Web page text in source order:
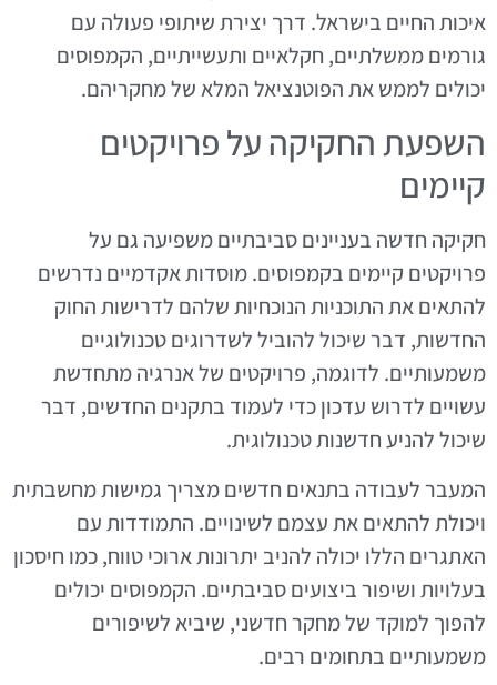
איכות החיים בישראל. דרך יצירת שיתופי פעולה עם
גורמים ממשלתיים, חקלאיים ותעשייתיים, הקמפוסים
יכולים לממש את הפוטנציאל המלא של מחקריהם.
השפעת החקיקה על פרויקטים
קיימים
חקיקה חדשה בעניינים סביבתיים משפיעה גם על
פרויקטים קיימים בקמפוסים. מוסדות אקדמיים נדרשים
להתאים את התוכניות הנוכחיות שלהם לדרישות החוק
החדשות, דבר שיכול להוביל לשדרוגים טכנולוגיים
משמעותיים. לדוגמה, פרויקטים של אנרגיה מתחדשת
עשויים לדרוש עדכון כדי לעמוד בתקנים החדשים, דבר
שיכול להניע חדשנות טכנולוגית.
המעבר לעבודה בתנאים חדשים מצריך גמישות מחשבתית
ויכולת להתאים את עצמם לשינויים. התמודדות עם
האתגרים הללו יכולה להניב יתרונות ארוכי טווח, כמו חיסכון
בעלויות ושיפור ביצועים סביבתיים. הקמפוסים יכולים
להפוך למוקד של מחקר חדשני, שיביא לשיפורים
משמעותיים בתחומים רבים.